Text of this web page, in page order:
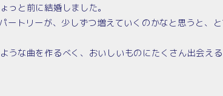
っと前に結婚しました。
ートリーが、少しずつ増えていくのかなと思うと、
うな曲を作るべく、おいしいものにたくさん出会え